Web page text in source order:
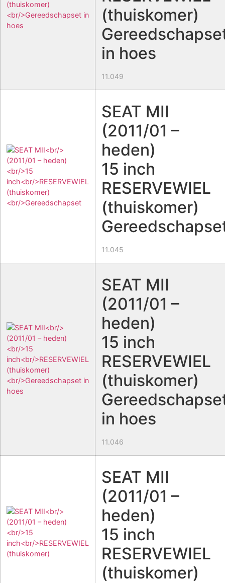
(thuiskomer)
in hoes
11.049
SEAT MII
(2011/01 –
heden)
15 inch
RESERVEWIEL
(thuiskomer)
11.045
SEAT MII
(2011/01 –
heden)
15 inch
RESERVEWIEL
(thuiskomer)
in hoes
11.046
SEAT MII
(2011/01 –
heden)
15 inch
RESERVEWIEL
(thuiskomer)